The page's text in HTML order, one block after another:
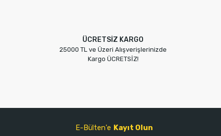
ÜCRETSİZ KARGO
25000 TL ve Üzeri Alışverişlerinizde
Kargo ÜCRETSİZ!
E-Bülten'e Kayıt Olun